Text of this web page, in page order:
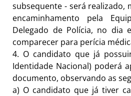
subsequente - será realizado,
encaminhamento pela
Delegado de Polícia, no dia
comparecer para perícia
4. O candidato que já
Identidade Nacional) poderá
documento, observando as
a) O candidato que já tiver